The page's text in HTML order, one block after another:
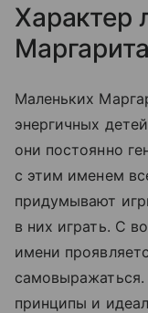
Характер
Маргарита
Маленьких
энергичных
они постоянно
с этим именем
придумывают
в них играть. С
имени
самовыражаться.
принципы и